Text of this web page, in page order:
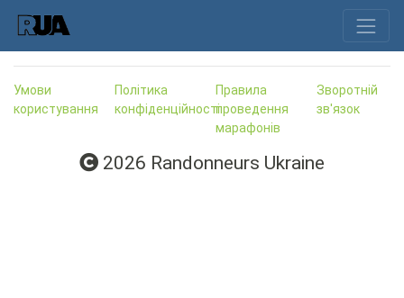
Умови
користування
Політика
конфіденційності
Правила
проведення
марафонів
Зворотній
зв'язок
2026 Randonneurs Ukraine